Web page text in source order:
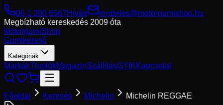
06 1 280 6567Hívás
rendeles@motorgumishop.hu
Megbízható kereskedés 2009 óta
MotorgumiShop
Gumikereső
Kategóriák
MárkákTömlőkMagazinSzállításGYIKKapcsolat
Főoldal Keresés Michelin
Michelin REGGAE